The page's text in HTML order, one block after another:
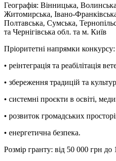
Географія: Вінницька,
Житомирська, Івано-
Полтавська, Сумська,
та Чернігівська обл. та м. Київ
Пріоритетні напрямки конкурсу:
• реінтеграція та реабілітація
• збереження традицій та
• системні проєкти в освіті,
• розвиток громадських
• енергетична безпека.
Розмір гранту: від 50 000 грн до